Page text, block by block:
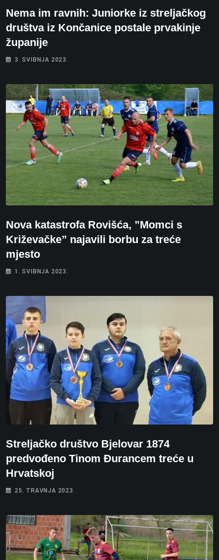
Nema im ravnih: Juniorke iz streljačkog
društva iz Končanice postale prvakinje
županije
3. SVIBNJA 2023.
Nova katastrofa Rovišća, ”Momci s
Križevačke” najavili borbu za treće
mjesto
1. SVIBNJA 2023.
Streljačko društvo Bjelovar 1874
predvođeno Tinom Đurancem treće u
Hrvatskoj
25. TRAVNJA 2023.